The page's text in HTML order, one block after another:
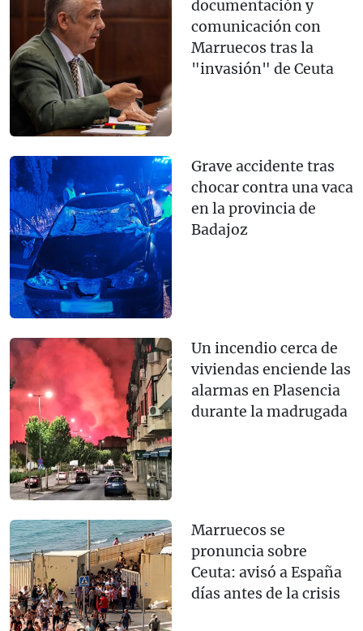
documentación y
comunicación con
Marruecos tras la
"invasión" de Ceuta
Grave accidente tras
chocar contra una vaca
en la provincia de
Badajoz
Un incendio cerca de
viviendas enciende las
alarmas en Plasencia
durante la madrugada
Marruecos se
pronuncia sobre
Ceuta: avisó a España
días antes de la crisis